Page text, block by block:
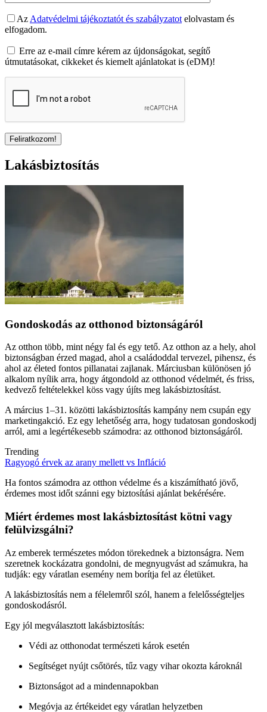
Az Adatvédelmi tájékoztatót és szabályzatot elolvastam és
elfogadom.
Erre az e-mail címre kérem az újdonságokat, segítő
útmutatásokat, cikkeket és kiemelt ajánlatokat is (eDM)!
Lakásbiztosítás
Gondoskodás az otthonod biztonságáról
Az otthon több, mint négy fal és egy tető. Az otthon az a hely, ahol
biztonságban érzed magad, ahol a családoddal tervezel, pihensz, és
ahol az életed fontos pillanatai zajlanak. Márciusban különösen jó
alkalom nyílik arra, hogy átgondold az otthonod védelmét, és friss,
kedvező feltételekkel köss vagy újíts meg lakásbiztosítást.
A március 1–31. közötti lakásbiztosítás kampány nem csupán egy
marketingakció. Ez egy lehetőség arra, hogy tudatosan gondoskodj
arról, ami a legértékesebb számodra: az otthonod biztonságáról.
Trending
Ragyogó érvek az arany mellett vs Infláció
Ha fontos számodra az otthon védelme és a kiszámítható jövő,
érdemes most időt szánni egy biztosítási ajánlat bekérésére.
Miért érdemes most lakásbiztosítást kötni vagy
felülvizsgálni?
Az emberek természetes módon törekednek a biztonságra. Nem
szeretnek kockázatra gondolni, de megnyugvást ad számukra, ha
tudják: egy váratlan esemény nem borítja fel az életüket.
A lakásbiztosítás nem a félelemről szól, hanem a felelősségteljes
gondoskodásról.
Egy jól megválasztott lakásbiztosítás:
Védi az otthonodat természeti károk esetén
Segítséget nyújt csőtörés, tűz vagy vihar okozta károknál
Biztonságot ad a mindennapokban
Megóvja az értékeidet egy váratlan helyzetben